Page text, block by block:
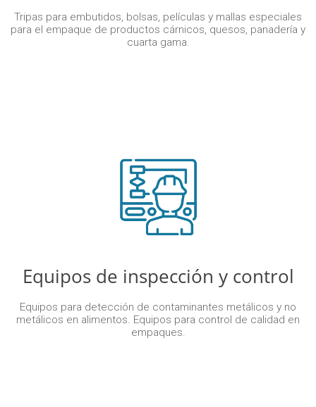
Tripas para embutidos, bolsas, películas y mallas especiales
para el empaque de productos cárnicos, quesos, panadería y
cuarta gama.
Equipos de inspección y control
Equipos para detección de contaminantes metálicos y no
metálicos en alimentos. Equipos para control de calidad en
empaques.